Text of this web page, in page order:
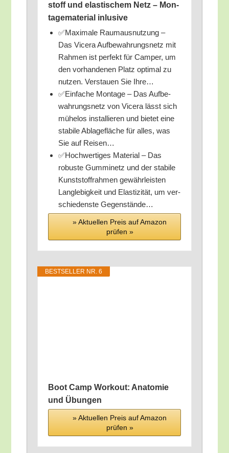
stoff und elas­ti­schem Netz – Mon­
ta­ge­ma­te­ri­al inlusive
✅Maxi­ma­le Raum­aus­nut­zung –
Das Vice­ra Auf­be­wah­rungs­netz mit
Rah­men ist per­fekt für Cam­per, um
den vor­han­de­nen Platz opti­mal zu
nut­zen. Ver­stau­en Sie Ihre…
✅Ein­fa­che Mon­ta­ge – Das Auf­be­
wah­rungs­netz von Vice­ra lässt sich
mühe­los instal­lie­ren und bie­tet eine
sta­bi­le Abla­ge­flä­che für alles, was
Sie auf Reisen…
✅Hoch­wer­ti­ges Mate­ri­al – Das
robus­te Gum­mi­netz und der sta­bi­le
Kunst­stoff­rah­men gewähr­leis­ten
Lang­le­big­keit und Elas­ti­zi­tät, um ver­
schie­dens­te Gegenstände…
» Aktu­el­len Preis auf Ama­zon
prü­fen »
BEST­SEL­LER NR. 6
Boot Camp Work­out: Ana­to­mie
und Übungen
» Aktu­el­len Preis auf Ama­zon
prü­fen »